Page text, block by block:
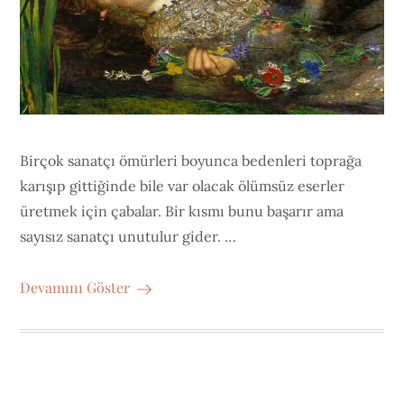
Birçok sanatçı ömürleri boyunca bedenleri toprağa
karışıp gittiğinde bile var olacak ölümsüz eserler
üretmek için çabalar. Bir kısmı bunu başarır ama
sayısız sanatçı unutulur gider. …
Devamını Göster